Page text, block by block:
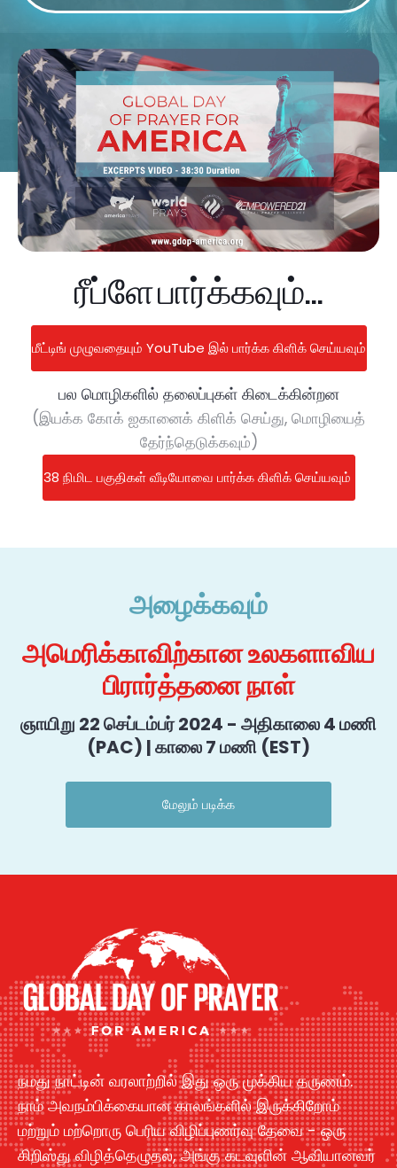
ரீப்ளே பார்க்கவும்...
மீட்டிங் முழுவதையும் YouTube இல் பார்க்க கிளிக் செய்யவும்
பல மொழிகளில் தலைப்புகள் கிடைக்கின்றன
(இயக்க கோக் ஐகானைக் கிளிக் செய்து, மொழியைத்
தேர்ந்தெடுக்கவும்)
38 நிமிட பகுதிகள் வீடியோவை பார்க்க கிளிக் செய்யவும்
அழைக்கவும்
அமெரிக்காவிற்கான உலகளாவிய
பிரார்த்தனை நாள்
ஞாயிறு 22 செப்டம்பர் 2024 - அதிகாலை 4 மணி
(PAC) | காலை 7 மணி (EST)
மேலும் படிக்க
நமது நாட்டின் வரலாற்றில் இது ஒரு முக்கிய தருணம்.
நாம் அவநம்பிக்கையான காலங்களில் இருக்கிறோம்
மற்றும் மற்றொரு பெரிய விழிப்புணர்வு தேவை - ஒரு
கிறிஸ்து விழித்தெழுதல், அங்கு கடவுளின் ஆவியானவர்